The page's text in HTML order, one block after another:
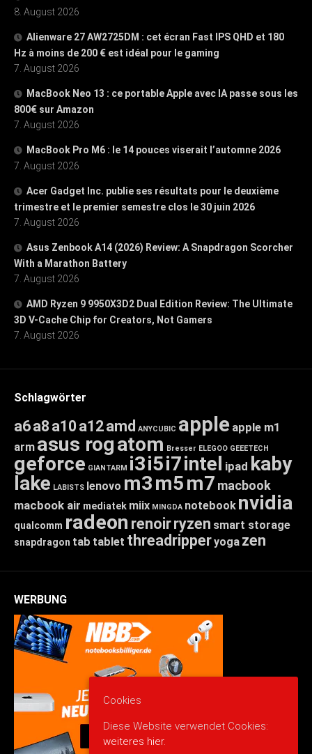
8. August 2026
Alienware 27 AW2725DM : cet écran Fast IPS QHD et 180
Hz à moins de 200 € est idéal pour le gaming
7. August 2026
MacBook Neo 13 : ce portable Apple avec IA passe sous les
800€ sur Amazon
7. August 2026
MacBook Pro M6 : le 14 pouces viserait l’automne 2026
7. August 2026
Acer Gadget Inc. publie ses résultats pour le deuxième
trimestre et le premier semestre clos le 30 juin 2026
7. August 2026
Asus Zenbook A14 (2026) Review: A Snapdragon Scorcher
With a Marathon Battery
7. August 2026
AMD Ryzen 9 9950X3D2 Dual Edition Review: The Ultimate
3D V-Cache Chip for Creators, Not Gamers
7. August 2026
Schlagwörter
a6a8 a10 a12amd ANYCUBIC apple apple m1
arm asus rogatom Bresser ELEGOO GEEETECH
geforce GIANTARM i3i5i7intel ipad kaby
lake LABISTS lenovo m3m5m7 macbook
macbook air mediatek miix MINGDA notebook nvidia
qualcomm radeon renoirryzen smart storage
snapdragon tab tablet threadripperyoga zen
WERBUNG
Cookies
Diese Website verwendet Cookies:
weiteres hier.